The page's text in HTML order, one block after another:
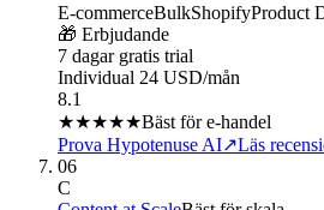
E-commerceBulkShopifyProduct
🎁 Erbjudande
7 dagar gratis trial
Individual 24 USD/mån
8.1
★★★★★Bäst för e-handel
Prova Hypotenuse AI↗Läs
06
C